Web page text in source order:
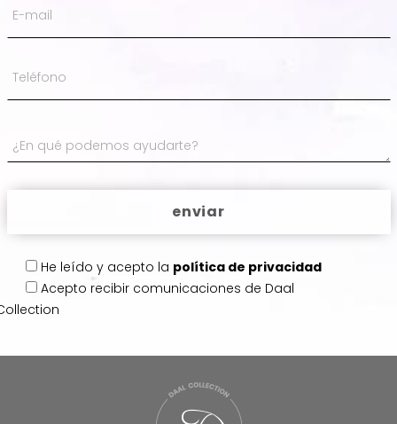
He leído y acepto la política de privacidad
Acepto recibir comunicaciones de Daal